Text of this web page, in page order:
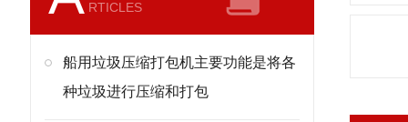
RTICLES
船用垃圾压缩打包机主要功能是将各
种垃圾进行压缩和打包